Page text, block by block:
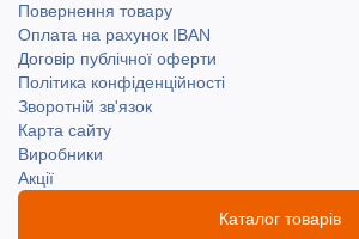
Повернення товару
Оплата на рахунок IBAN
Договір публічної оферти
Політика конфіденційності
Зворотній зв'язок
Карта сайту
Виробники
Акції
Каталог товарів